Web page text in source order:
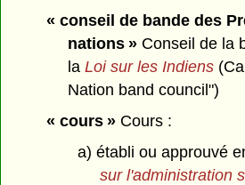
« conseil de bande des
nations » Conseil de la
laLoi sur les Indiens
Nation band council")
« cours »Cours :
a) établi ou approuvé
sur l'administration